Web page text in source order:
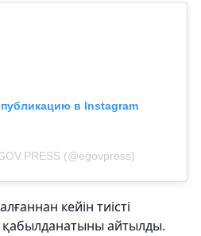
в Instagram
(@egovpress)
кейін тиісті
айтылды.